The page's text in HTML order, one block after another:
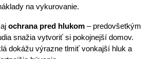
na vykurovanie.
ochrana pred hlukom – predovšetkým
snažia vytvoriť si pokojnejší domov.
dokážu výrazne tlmiť vonkajší hluk a